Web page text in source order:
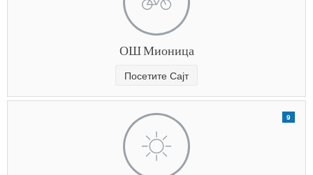
ОШ Мионица
Посетите Сајт
9